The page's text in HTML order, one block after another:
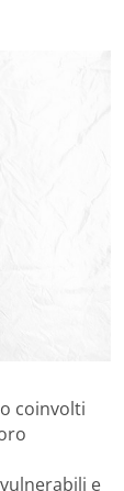
coinvolti
e